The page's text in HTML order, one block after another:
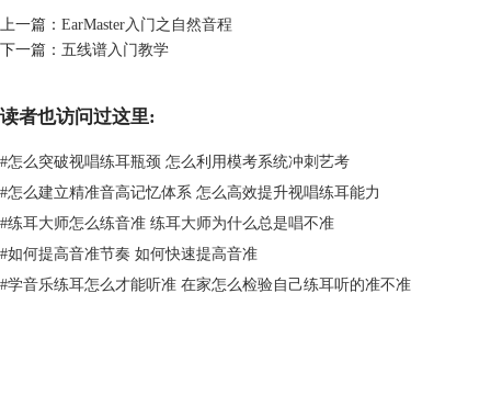
上一篇： EarMaster入门之自然音程
下一篇： 五线谱入门教学
读者也访问过这里:
#怎么突破视唱练耳瓶颈 怎么利用模考系统冲刺艺考
#怎么建立精准音高记忆体系 怎么高效提升视唱练耳能力
#练耳大师怎么练音准 练耳大师为什么总是唱不准
#如何提高音准节奏 如何快速提高音准
#学音乐练耳怎么才能听准 在家怎么检验自己练耳听的准不准